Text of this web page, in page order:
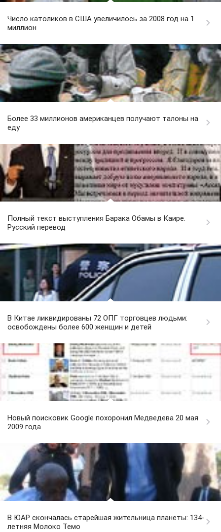
Число католиков в США увеличилось за 2008 год на 1
миллион
Более 33 миллионов американцев получают талоны на
еду
Полный текст выступления Барака Обамы в Каире.
Русский перевод
В Китае ликвидированы 72 ОПГ торговцев людьми:
освобождены более 600 женщин и детей
Новый поисковик Google похоронил Медведева 20 мая
2009 года
В ЮАР скончалась старейшая жительница планеты: 134-
летняя Молоко Темо